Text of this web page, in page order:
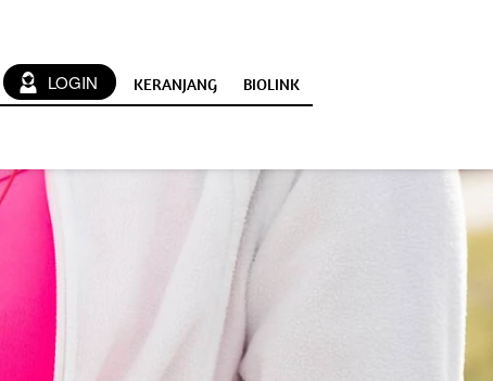
` LOGIN KERANJANG BIOLINK